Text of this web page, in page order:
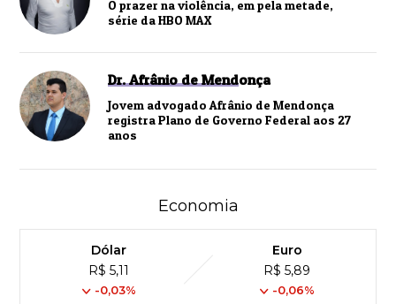
O prazer na violência, em pela metade,
série da HBO MAX
Dr. Afrânio de Mendonça
Jovem advogado Afrânio de Mendonça
registra Plano de Governo Federal aos 27
anos
Economia
Dólar
R$ 5,11
-0,03%
Euro
R$ 5,89
-0,06%